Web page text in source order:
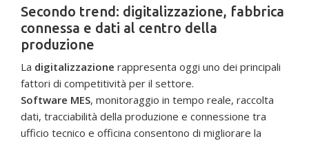
Secondo trend: digitalizzazione, fabbrica
connessa e dati al centro della
produzione
La digitalizzazione rappresenta oggi uno dei principali
fattori di competitività per il settore.
Software MES, monitoraggio in tempo reale, raccolta
dati, tracciabilità della produzione e connessione tra
ufficio tecnico e officina consentono di migliorare la